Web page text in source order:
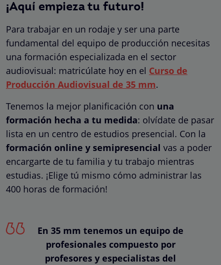
¡Aquí empieza tu futuro!
Para trabajar en un rodaje y ser una parte
fundamental del equipo de producción necesitas
una formación especializada en el sector
audiovisual: matricúlate hoy en el Curso de
Producción Audiovisual de 35 mm.
Tenemos la mejor planificación con una
formación hecha a tu medida: olvídate de pasar
lista en un centro de estudios presencial. Con la
formación online y semipresencial vas a poder
encargarte de tu familia y tu trabajo mientras
estudias. ¡Elige tú mismo cómo administrar las
400 horas de formación!
En 35 mm tenemos un equipo de
profesionales compuesto por
profesores y especialistas del